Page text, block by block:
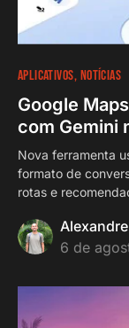
APLICATIVOS NOTÍCIAS
Google
com Gemini
Nova ferramenta
formato de
rotas e
6 de